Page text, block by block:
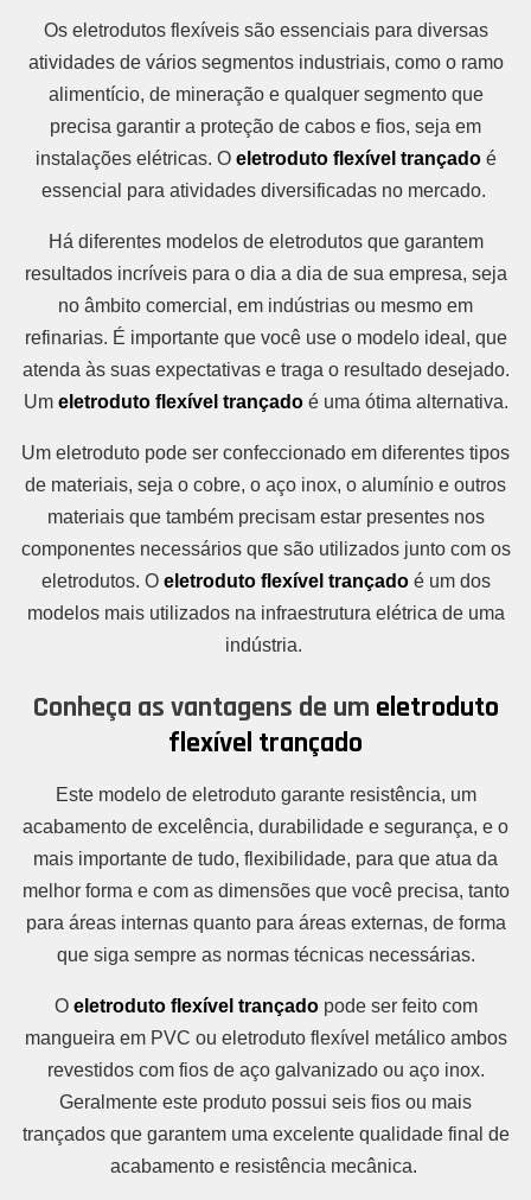
Os eletrodutos flexíveis são essenciais para diversas
atividades de vários segmentos industriais, como o ramo
alimentício, de mineração e qualquer segmento que
precisa garantir a proteção de cabos e fios, seja em
instalações elétricas. O eletroduto flexível trançadoé
essencial para atividades diversificadas no mercado.
Há diferentes modelos de eletrodutos que garantem
resultados incríveis para o dia a dia de sua empresa, seja
no âmbito comercial, em indústrias ou mesmo em
refinarias. É importante que você use o modelo ideal, que
atenda às suas expectativas e traga o resultado desejado.
Um eletroduto flexível trançadoé uma ótima alternativa.
Um eletroduto pode ser confeccionado em diferentes tipos
de materiais, seja o cobre, o aço inox, o alumínio e outros
materiais que também precisam estar presentes nos
componentes necessários que são utilizados junto com os
eletrodutos. O eletroduto flexível trançadoé um dos
modelos mais utilizados na infraestrutura elétrica de uma
indústria.
Conheça as vantagens de um eletroduto
flexível trançado
Este modelo de eletroduto garante resistência, um
acabamento de excelência, durabilidade e segurança, e o
mais importante de tudo, flexibilidade, para que atua da
melhor forma e com as dimensões que você precisa, tanto
para áreas internas quanto para áreas externas, de forma
que siga sempre as normas técnicas necessárias.
O eletroduto flexível trançadopode ser feito com
mangueira em PVC ou eletroduto flexível metálico ambos
revestidos com fios de aço galvanizado ou aço inox.
Geralmente este produto possui seis fios ou mais
trançados que garantem uma excelente qualidade final de
acabamento e resistência mecânica.